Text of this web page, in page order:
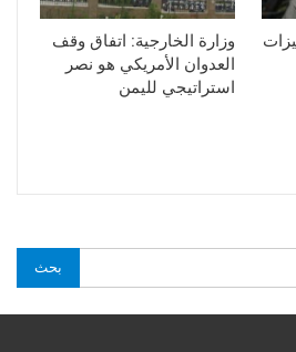
وزارة الخارجية: اتفاق وقف
العدوان الأمريكي هو نصر
استراتيجي لليمن